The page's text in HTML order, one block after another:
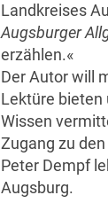
Landkreises
Augsburger
erzählen.«
Der Autor will
Lektüre bieten
Wissen
Zugang zu
Peter Dempf
Augsburg.